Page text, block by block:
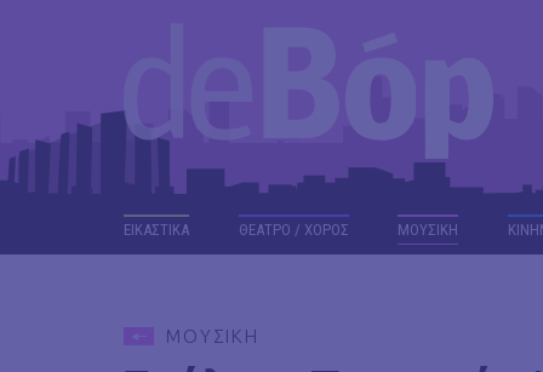
ΕΙΚΑΣΤΙΚΑ ΘΕΑΤΡΟ / ΧΟΡΟΣ ΜΟΥΣΙΚΗ
ΜΟΥΣΙΚΗ